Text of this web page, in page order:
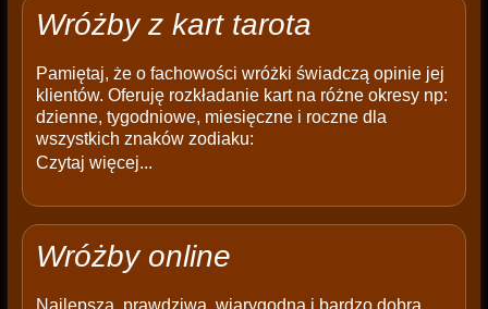
Wróżby z kart tarota
Pamiętaj, że o fachowości wróżki świadczą opinie jej
klientów. Oferuję rozkładanie kart na różne okresy np:
dzienne, tygodniowe, miesięczne i roczne dla
wszystkich znaków zodiaku:
Czytaj więcej...
Wróżby online
Najlepsza, prawdziwa, wiarygodna i bardzo dobra